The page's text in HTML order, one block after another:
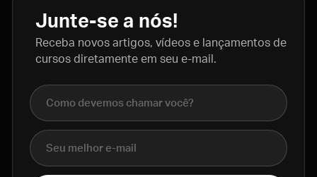
Junte-se a nós!
Receba novos artigos, vídeos e lançamentos de
cursos diretamente em seu e-mail.
Nome completo
E-mail